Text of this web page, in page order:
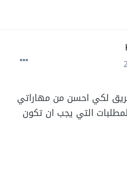
لكي احسن من مهاراتي
التي يجب ان تكون